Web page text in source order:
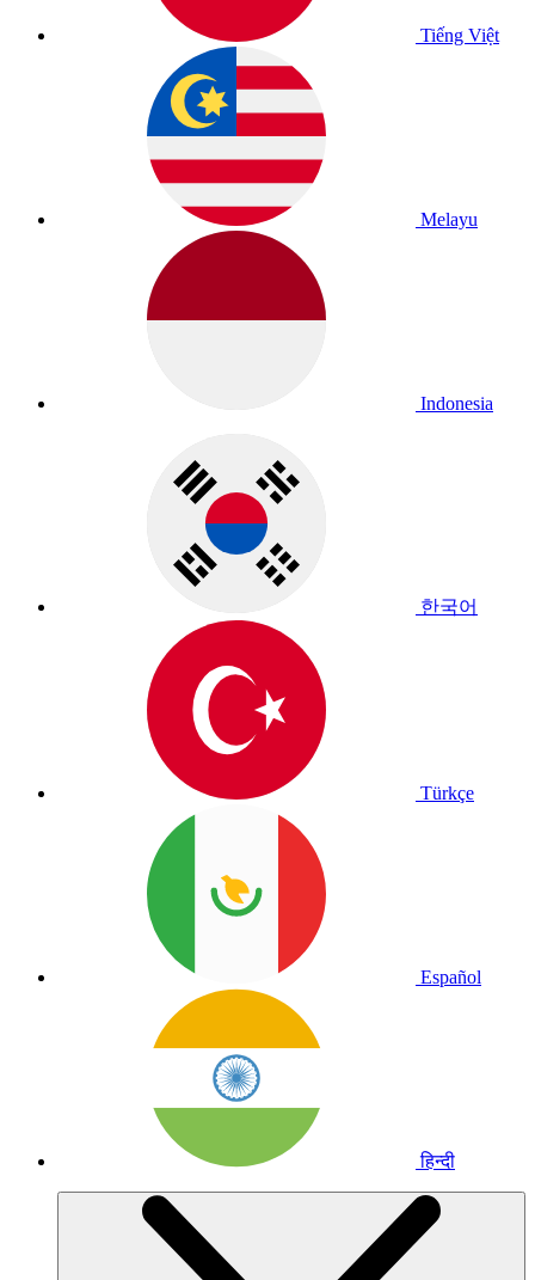
Tiếng Việt
Melayu
Indonesia
한국어
Türkçe
Español
हिन्दी